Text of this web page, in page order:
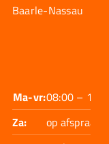
Baarle-Nassau
Ma-vr:08:00 – 17:30
Za:
op afspraak